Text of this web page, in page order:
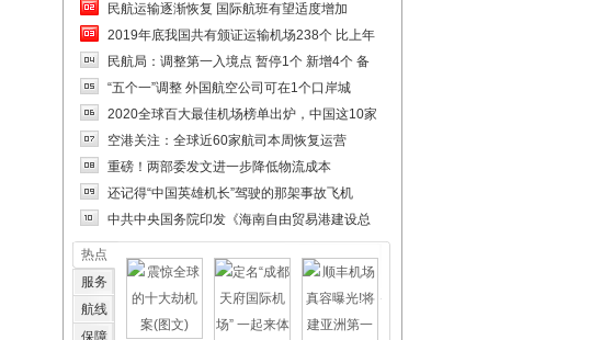
民航运输逐渐恢复 国际航班有望适度增加
2019年底我国共有颁证运输机场238个 比上年
民航局：调整第一入境点 暂停1个 新增4个 备
“五个一”调整 外国航空公司可在1个口岸城
2020全球百大最佳机场榜单出炉，中国这10家
空港关注：全球近60家航司本周恢复运营
重磅！两部委发文进一步降低物流成本
还记得“中国英雄机长”驾驶的那架事故飞机
中共中央国务院印发《海南自由贸易港建设总
热点
服务
航线
保障